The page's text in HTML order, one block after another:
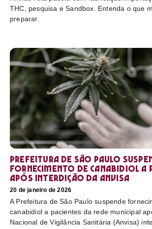
THC, pesquisa e Sandbox. Entenda o que
preparar.
Prefeitura de São Paulo
fornecimento de canabidiol a
após interdição da Anvisa
20 de janeiro de 2026
A Prefeitura de São Paulo suspende
canabidiol a pacientes da rede municipal
Nacional de Vigilância Sanitária (Anvisa)